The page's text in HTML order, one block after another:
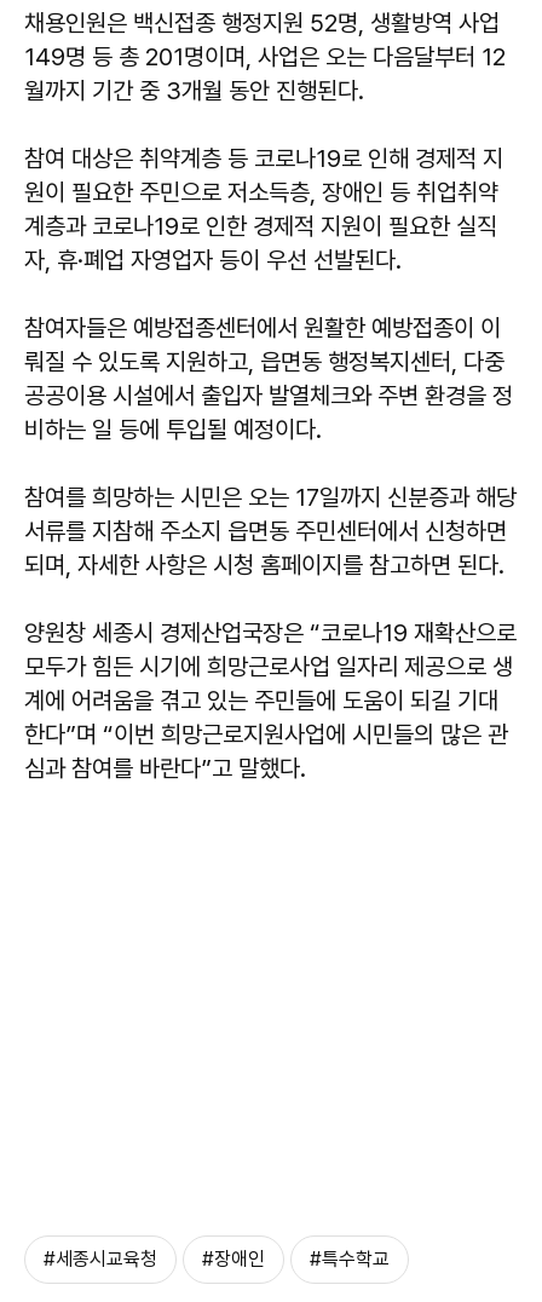
채용인원은 백신접종 행정지원 52명, 생활방역 사업
149명 등 총 201명이며, 사업은 오는 다음달부터 12
월까지 기간 중 3개월 동안 진행된다.
참여 대상은 취약계층 등 코로나19로 인해 경제적 지
원이 필요한 주민으로 저소득층, 장애인 등 취업취약
계층과 코로나19로 인한 경제적 지원이 필요한 실직
자, 휴·폐업 자영업자 등이 우선 선발된다.
참여자들은 예방접종센터에서 원활한 예방접종이 이
뤄질 수 있도록 지원하고, 읍면동 행정복지센터, 다중
공공이용 시설에서 출입자 발열체크와 주변 환경을 정
비하는 일 등에 투입될 예정이다.
참여를 희망하는 시민은 오는 17일까지 신분증과 해당
서류를 지참해 주소지 읍면동 주민센터에서 신청하면
되며, 자세한 사항은 시청 홈페이지를 참고하면 된다.
양원창 세종시 경제산업국장은 “코로나19 재확산으로
모두가 힘든 시기에 희망근로사업 일자리 제공으로 생
계에 어려움을 겪고 있는 주민들에 도움이 되길 기대
한다”며 “이번 희망근로지원사업에 시민들의 많은 관
심과 참여를 바란다”고 말했다.
#세종시교육청 #장애인 #특수학교